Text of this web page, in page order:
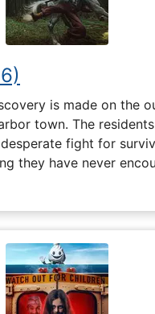
is made on the
town. The
fight for
they have never